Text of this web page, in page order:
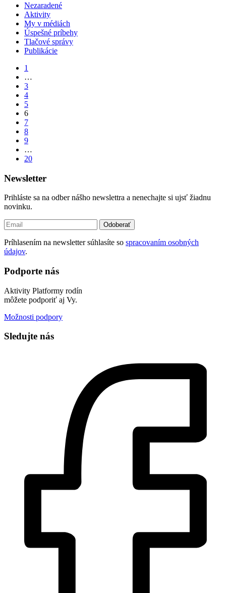
Nezaradené
Aktivity
My v médiách
Úspešné príbehy
Tlačové správy
Publikácie
1
…
3
4
5
6
7
8
9
…
20
Newsletter
Prihláste sa na odber nášho newslettra a nenechajte si ujsť žiadnu
novinku.
Odoberať
Príhlasením na newsletter súhlasíte so spracovaním osobných
údajov.
Podporte nás
Aktivity Platformy rodín
môžete podporiť aj Vy.
Možnosti podpory
Sledujte nás